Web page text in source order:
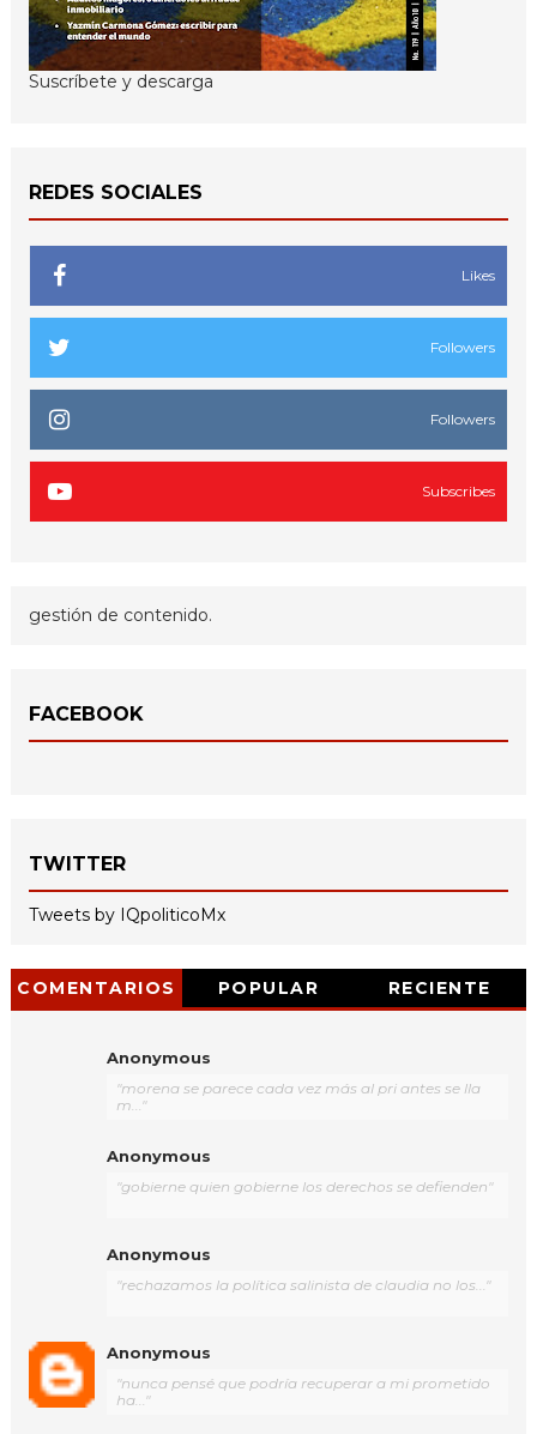
Suscríbete y descarga
REDES SOCIALES
Likes
Followers
Followers
Subscribes
gestión de contenido.
FACEBOOK
TWITTER
Tweets by IQpoliticoMx
COMENTARIOS POPULAR RECIENTE
Anonymous
"morena se parece cada vez más al pri antes se lla
m..."
Anonymous
"gobierne quien gobierne los derechos se defienden"
Anonymous
"rechazamos la política salinista de claudia no los..."
Anonymous
"nunca pensé que podría recuperar a mi prometido
ha..."